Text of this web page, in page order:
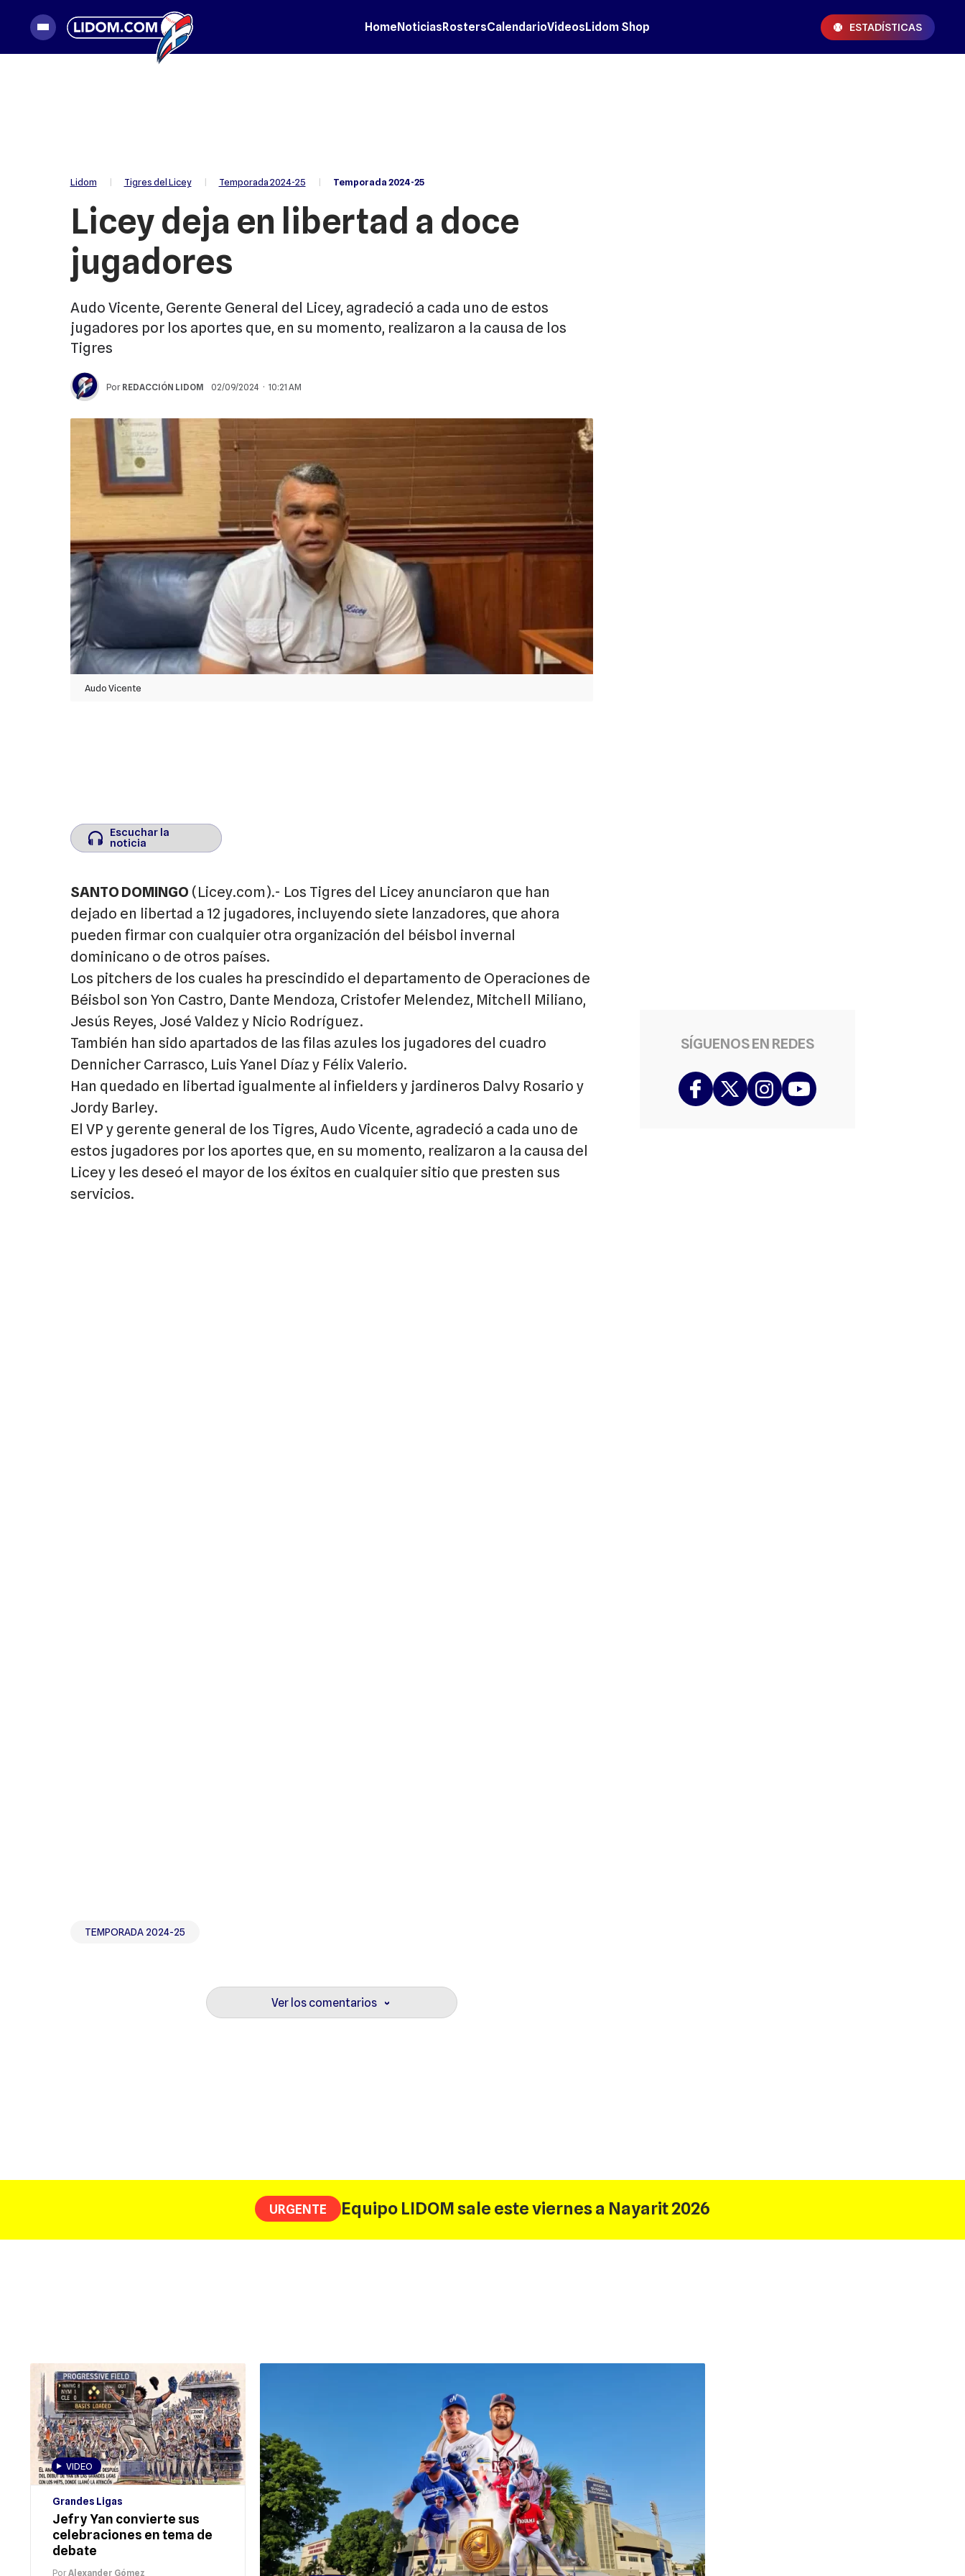
HomeNoticiasRostersCalendarioVideosLidom Shop ESTADÍSTICAS
Lidom | Tigres del Licey | Temporada 2024-25 | Temporada 2024-25
Licey deja en libertad a doce
jugadores
Audo Vicente, Gerente General del Licey, agradeció a cada uno de estos
jugadores por los aportes que, en su momento, realizaron a la causa de los
Tigres
Por REDACCIÓN LIDOM 02/09/2024 · 10:21 AM
Audo Vicente
Escuchar la
noticia
Escuchar la
noticia
SANTO DOMINGO (Licey.com).- Los Tigres del Licey anunciaron que han
dejado en libertad a 12 jugadores, incluyendo siete lanzadores, que ahora
pueden firmar con cualquier otra organización del béisbol invernal
dominicano o de otros países.
Los pitchers de los cuales ha prescindido el departamento de Operaciones de
Béisbol son Yon Castro, Dante Mendoza, Cristofer Melendez, Mitchell Miliano,
Jesús Reyes, José Valdez y Nicio Rodríguez.
También han sido apartados de las filas azules los jugadores del cuadro
Dennicher Carrasco, Luis Yanel Díaz y Félix Valerio.
Han quedado en libertad igualmente al infielders y jardineros Dalvy Rosario y
Jordy Barley.
El VP y gerente general de los Tigres, Audo Vicente, agradeció a cada uno de
estos jugadores por los aportes que, en su momento, realizaron a la causa del
Licey y les deseó el mayor de los éxitos en cualquier sitio que presten sus
servicios.
TEMPORADA 2024-25
Ver los comentarios ›
SÍGUENOS EN REDES